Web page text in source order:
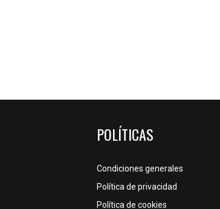
POLÍTICAS
Condiciones generales
Política de privacidad
Política de cookies